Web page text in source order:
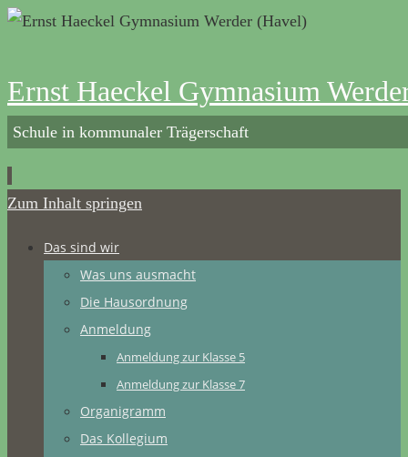
Ernst Haeckel Gymnasium
Schule in kommunaler Trägerschaft
Zum Inhalt springen
Das sind wir
Was uns ausmacht
Die Hausordnung
Anmeldung
Anmeldung zur Klasse 5
Anmeldung zur Klasse 7
Organigramm
Das Kollegium